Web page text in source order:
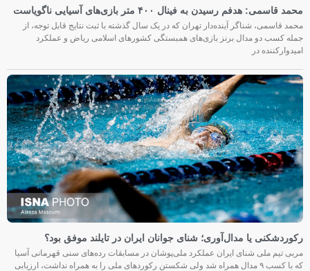
محمد قاسمی: هدفم رسیدن به فینال ۴۰۰ متر بازی‌های آسیایی ناگویاست
محمد قاسمی، شناگر آینده‌دار تهران که در یک سال گذشته با ثبت نتایج قابل توجه، از
جمله کسب دو مدال برنز بازی‌های همبستگی کشورهای اسلامی ریاض و عملکرد
امیدوارکننده در
رکوردشکنی یا مدال‌آوری؛ شنای جوانان ایران در تایلند موفق بود؟
مربی تیم ملی شنای ایران عملکرد ملی‌پوشان در مسابقات رده‌های سنی قهرمانی آسیا
که با کسب ۹ مدال همراه شد ولی شکستن رکوردهای ملی را به همراه نداشت، ارزیابی